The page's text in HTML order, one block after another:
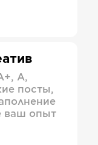
А,
посты,
ваш опыт